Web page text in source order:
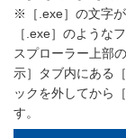
※［.exe］の文字
［.exe］のような
スプローラー上部
示］タブ内にある
ックを外してから
す。